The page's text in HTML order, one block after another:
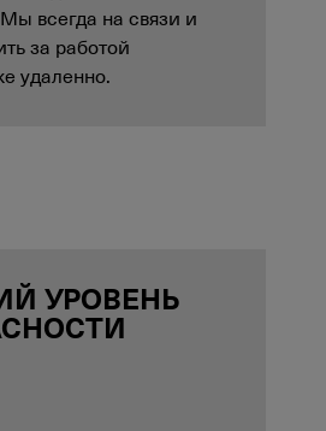
всегда на связи и
за работой
удаленно.
УРОВЕНЬ